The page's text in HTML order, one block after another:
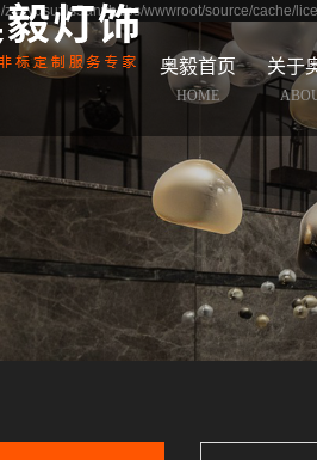
wwwroot/source/cache/
奥毅首页
HOME
关于